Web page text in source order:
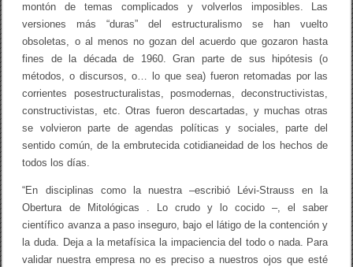
montón de temas complicados y volverlos imposibles. Las
versiones más “duras” del estructuralismo se han vuelto
obsoletas, o al menos no gozan del acuerdo que gozaron hasta
fines de la década de 1960. Gran parte de sus hipótesis (o
métodos, o discursos, o… lo que sea) fueron retomadas por las
corrientes posestructuralistas, posmodernas, deconstructivistas,
constructivistas, etc. Otras fueron descartadas, y muchas otras
se volvieron parte de agendas políticas y sociales, parte del
sentido común, de la embrutecida cotidianeidad de los hechos de
todos los días.
“En disciplinas como la nuestra –escribió Lévi-Strauss en la
Obertura de Mitológicas . Lo crudo y lo cocido –, el saber
científico avanza a paso inseguro, bajo el látigo de la contención y
la duda. Deja a la metafísica la impaciencia del todo o nada. Para
validar nuestra empresa no es preciso a nuestros ojos que esté